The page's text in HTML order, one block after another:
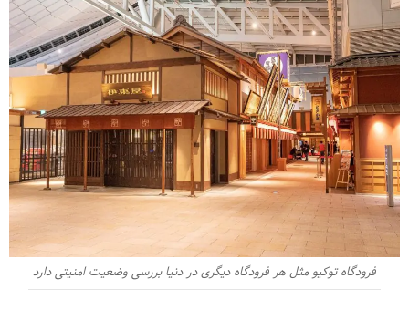
فرودگاه توکیو مثل هر فرودگاه دیگری در دنیا بررسی وضعیت امنیتی دارد